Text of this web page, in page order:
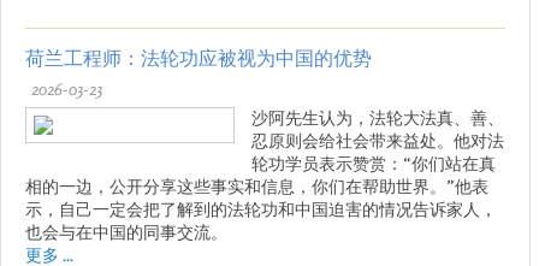
荷兰工程师：法轮功应被视为中国的优势
2026-03-23
沙阿先生认为，法轮大法真、善、
忍原则会给社会带来益处。他对法
轮功学员表示赞赏：“你们站在真
相的一边，公开分享这些事实和信息，你们在帮助世界。”他表
示，自己一定会把了解到的法轮功和中国迫害的情况告诉家人，
也会与在中国的同事交流。
更多 ...